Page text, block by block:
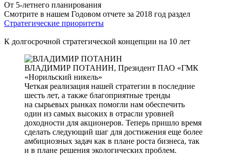
От 5-летнего планирования
Смотрите в нашем Годовом отчете за 2018 год раздел
Стратегические приоритеты
К долгосрочной стратегической концепции на 10 лет
ВЛАДИМИР ПОТАНИН, Президент ПАО «ГМК
«Норильский никель»
Четкая реализация нашей стратегии в последние
шесть лет, а также благоприятные тренды
на сырьевых рынках помогли нам обеспечить
один из самых высоких в отрасли уровней
доходности для акционеров. Теперь пришло время
сделать следующий шаг для достижения еще более
амбициозных задач как в плане роста бизнеса, так
и в плане решения экологических проблем.